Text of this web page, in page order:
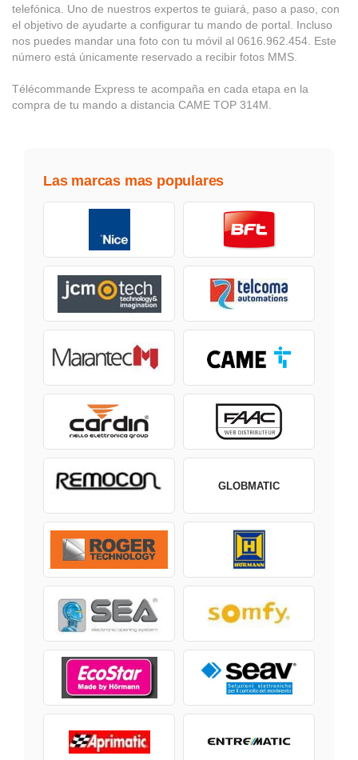
telefónica. Uno de nuestros expertos te guiará, paso a paso, con
el objetivo de ayudarte a configurar tu mando de portal. Incluso
nos puedes mandar una foto con tu móvil al 0616.962.454. Este
número está únicamente reservado a recibir fotos MMS.
Télécommande Express te acompaña en cada etapa en la
compra de tu mando a distancia CAME TOP 314M.
Las marcas mas populares
GLOBMATIC